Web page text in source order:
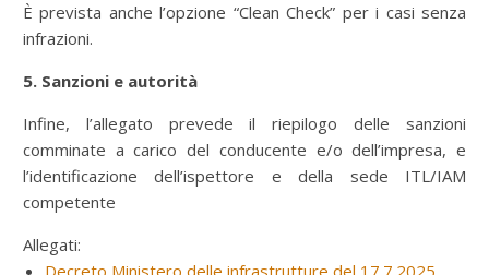
È prevista anche l’opzione “Clean Check” per i casi senza
infrazioni.
5. Sanzioni e autorità
Infine, l’allegato prevede il riepilogo delle sanzioni
comminate a carico del conducente e/o dell’impresa, e
l’identificazione dell’ispettore e della sede ITL/IAM
competente
Allegati:
Decreto Ministero delle infrastrutture del 17.7.2025